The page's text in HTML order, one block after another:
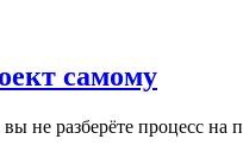
самому
не разберёте процесс